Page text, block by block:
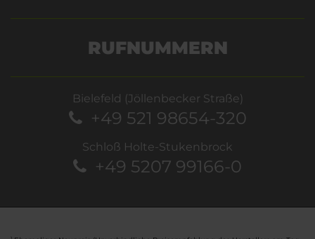
RUFNUMMERN
Bielefeld (Jöllenbecker Straße)
+49 521 98654-320
Schloß Holte-Stukenbrock
+49 5207 99166-0